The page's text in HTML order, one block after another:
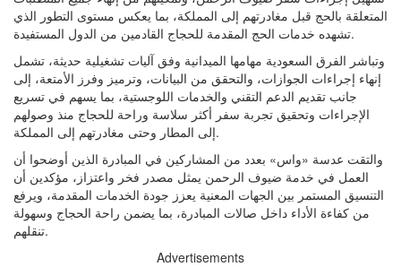
المتعلقة بالحج قبل مغادرتهم إلى المملكة، بما يعكس مستوى التطور الذي
تشهده خدمات الحج المقدمة للحجاج القادمين من الدول المستفيدة.
وتباشر الفرق السعودية مهامها الميدانية وفق آليات تشغيلية حديثة، تشمل
إنهاء إجراءات الجوازات، والتحقق من البيانات، وترميز وفرز الأمتعة، إلى
جانب تقديم الدعم التقني والخدمات اللوجستية، بما يسهم في تسريع
الإجراءات وتحقيق تجربة سفر أكثر سلاسة وراحة للحجاج منذ وصولهم
إلى المطار وحتى مغادرتهم إلى المملكة.
والتقت عدسة «واس» بعدد من المشاركين في المبادرة الذين أوضحوا أن
العمل في خدمة ضيوف الرحمن يمثل مصدر فخر واعتزاز، مؤكدين أن
التنسيق المستمر بين الجهات المعنية يعزز جودة الخدمات المقدمة، ويرفع
من كفاءة الأداء داخل صالات المبادرة، بما يضمن راحة الحجاج وسهولة
تنقلهم.
Advertisements